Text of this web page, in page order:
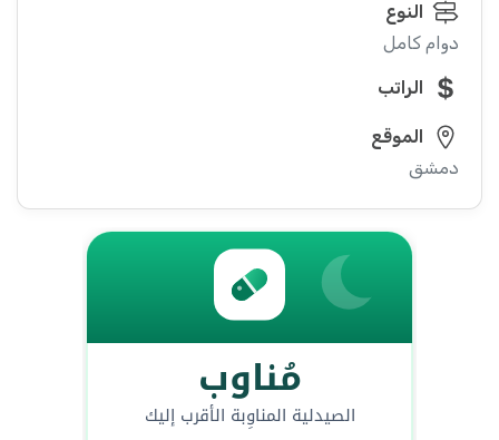
النوع
دوام كامل
الراتب
الموقع
دمشق